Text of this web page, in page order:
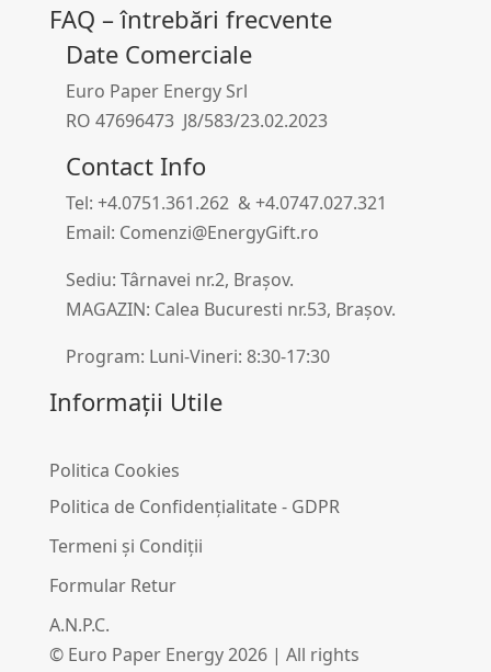
FAQ – întrebări frecvente
Date Comerciale
Euro Paper Energy Srl
RO 47696473 J8/583/23.02.2023
Contact Info
Tel: +4.0751.361.262 & +4.0747.027.321
Email: Comenzi@EnergyGift.ro
Sediu: Târnavei nr.2, Brașov.
MAGAZIN: Calea Bucuresti nr.53, Brașov.
Program: Luni-Vineri: 8:30-17:30
Informații Utile
Politica Cookies
Politica de Confidențialitate - GDPR
Termeni și Condiții
Formular Retur
A.N.P.C.
© Euro Paper Energy 2026 | All rights